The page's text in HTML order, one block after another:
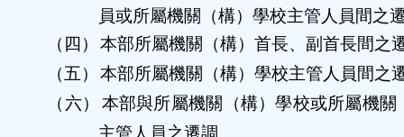
員或所屬機關（構）學校主管人員間之
（四） 本部所屬機關（構）首長、副首長間之
（五） 本部所屬機關（構）學校主管人員間之
（六）
本部與所屬機關（構）學校或所屬機關